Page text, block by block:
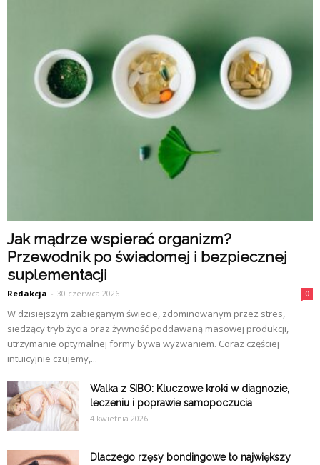
Jak mądrze wspierać organizm?
Przewodnik po świadomej i bezpiecznej
suplementacji
Redakcja - 30 czerwca 2026 0
W dzisiejszym zabieganym świecie, zdominowanym przez stres,
siedzący tryb życia oraz żywność poddawaną masowej produkcji,
utrzymanie optymalnej formy bywa wyzwaniem. Coraz częściej
intuicyjnie czujemy,...
Walka z SIBO: Kluczowe kroki w diagnozie,
leczeniu i poprawie samopoczucia
4 kwietnia 2026
Dlaczego rzęsy bondingowe to największy